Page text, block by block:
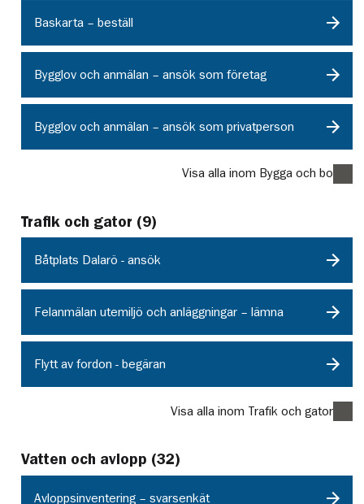
Baskarta – beställ
Bygglov och anmälan – ansök som företag
Bygglov och anmälan – ansök som privatperson
Visa alla inom Bygga och bo
Trafik och gator (9)
Båtplats Dalarö - ansök
Felanmälan utemiljö och anläggningar – lämna
Flytt av fordon - begäran
Visa alla inom Trafik och gator
Vatten och avlopp (32)
Avloppsinventering – svarsenkät